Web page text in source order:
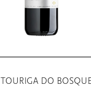
TOURIGA DO BOSQUE